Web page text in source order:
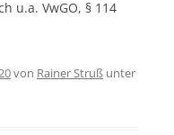
u.a. VwGO, § 114
von Rainer Struß unter